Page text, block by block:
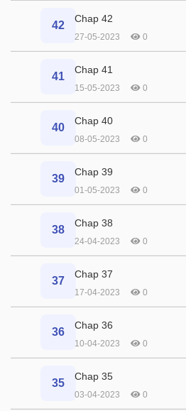
42
Chap 42
27-05-2023 0
41
Chap 41
15-05-2023 0
40
Chap 40
08-05-2023 0
39
Chap 39
01-05-2023 0
38
Chap 38
24-04-2023 0
37
Chap 37
17-04-2023 0
36
Chap 36
10-04-2023 0
35
Chap 35
03-04-2023 0